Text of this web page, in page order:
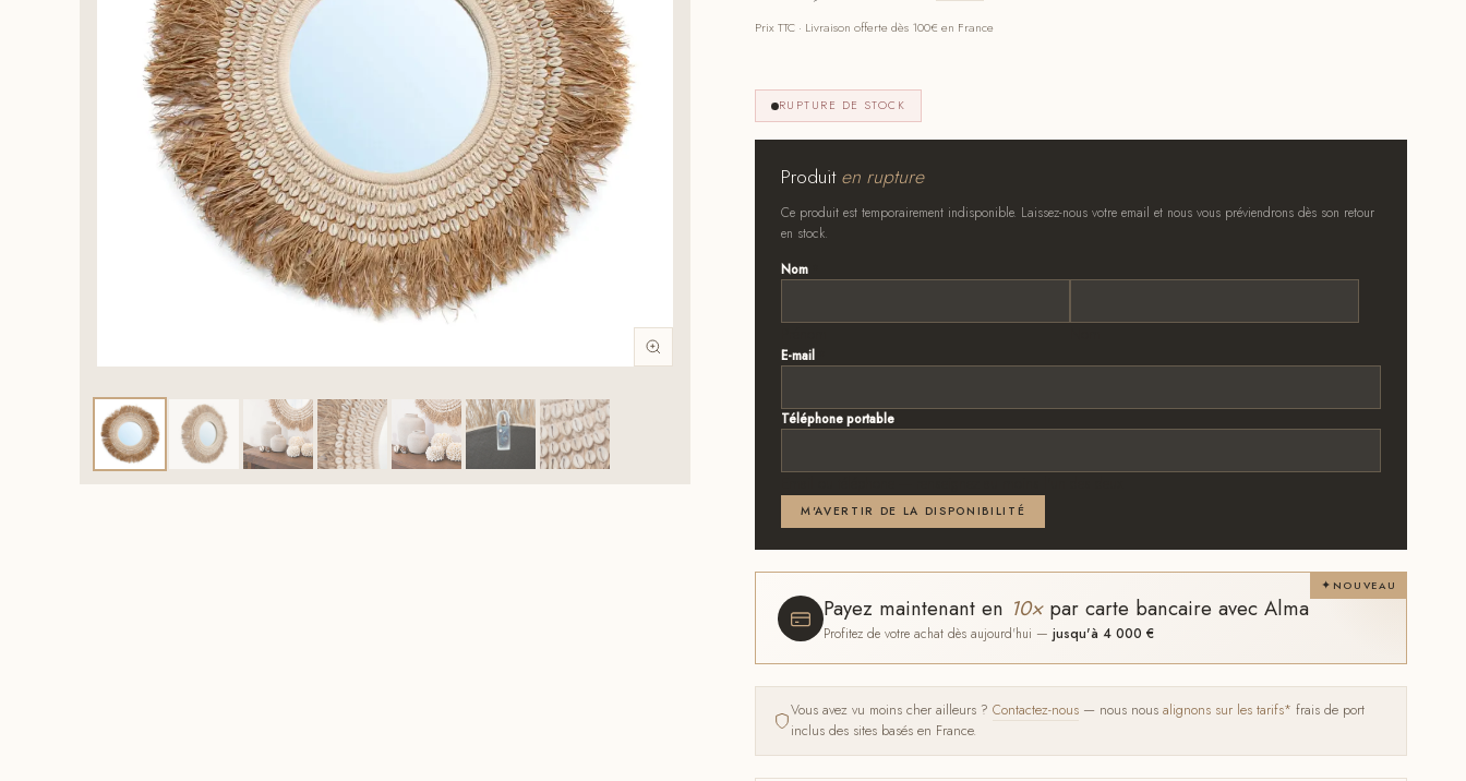
Prix TTC · Livraison offerte dès 100€ en France
RUPTURE DE STOCK
Produiten rupture
Ce produit est temporairement indisponible. Laissez-nous votre email et nous vous préviendrons dès son retour
en stock.
Nom
E-mail
Téléphone portable
M'AVERTIR DE LA DISPONIBILITÉ
NOUVEAU
Payez maintenant en 10×par carte bancaire avec Alma
Profitez de votre achat dès aujourd'hui — jusqu'à 4 000 €
Vous avez vu moins cher ailleurs ? Contactez-nous — nous nous alignons sur les tarifs* frais de port
inclus des sites basés en France.